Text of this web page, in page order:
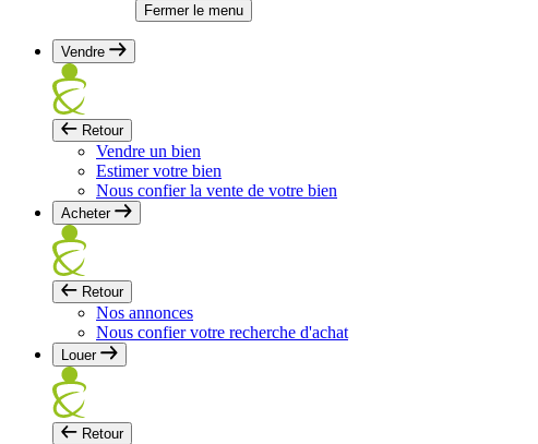
Fermer le menu
Vendre
Retour
Vendre un bien
Estimer votre bien
Nous confier la vente de votre bien
Acheter
Retour
Nos annonces
Nous confier votre recherche d'achat
Louer
Retour